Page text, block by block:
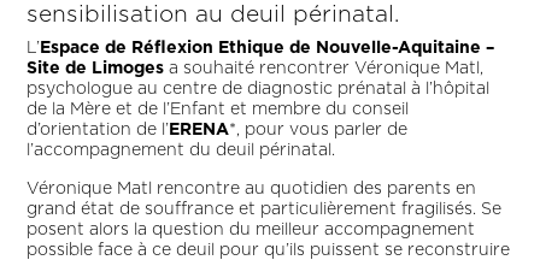
sensibilisation au deuil périnatal.
L’ Espace de Réflexion Ethique de Nouvelle-Aquitaine –
Site de Limoges a souhaité rencontrer Véronique Matl,
psychologue au centre de diagnostic prénatal à l’hôpital
de la Mère et de l’Enfant et membre du conseil
d’orientation de l’ ERENA*, pour vous parler de
l’accompagnement du deuil périnatal.
Véronique Matl rencontre au quotidien des parents en
grand état de souffrance et particulièrement fragilisés. Se
posent alors la question du meilleur accompagnement
possible face à ce deuil pour qu’ils puissent se reconstruire